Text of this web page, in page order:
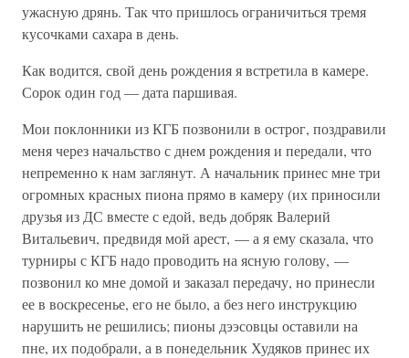
ужасную дрянь. Так что пришлось ограничиться тремя
кусочками сахара в день.
Как водится, свой день рождения я встретила в камере.
Сорок один год — дата паршивая.
Мои поклонники из КГБ позвонили в острог, поздравили
меня через начальство с днем рождения и передали, что
непременно к нам заглянут. А начальник принес мне три
огромных красных пиона прямо в камеру (их приносили
друзья из ДС вместе с едой, ведь добряк Валерий
Витальевич, предвидя мой арест, — а я ему сказала, что
турниры с КГБ надо проводить на ясную голову, —
позвонил ко мне домой и заказал передачу, но принесли
ее в воскресенье, его не было, а без него инструкцию
нарушить не решились; пионы дээсовцы оставили на
пне, их подобрали, а в понедельник Худяков принес их